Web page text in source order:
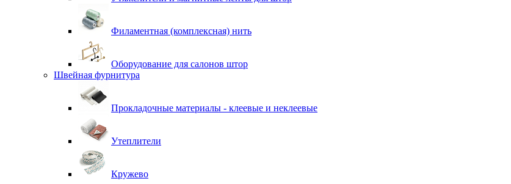
Филаментная (комплексная) нить
Оборудование для салонов штор
Швейная фурнитура
Прокладочные материалы - клеевые и неклеевые
Утеплители
Кружево